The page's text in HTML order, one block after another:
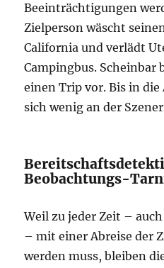
Beeinträchtigungen
Zielperson wäscht
California und verlädt
Campingbus. Scheinbar
einen Trip vor. Bis in
sich wenig an der
Beobachtungs-
Weil zu jeder Zeit –
– mit einer Abreise der
werden muss, bleiben